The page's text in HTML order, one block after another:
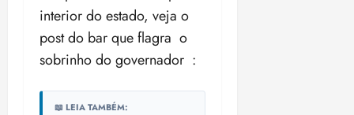
interior do estado, veja o
post do bar que flagra o
sobrinho do governador :
📖 LEIA TAMBÉM: